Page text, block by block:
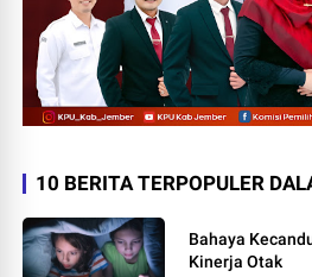
10 BERITA TERPOPULER
Bahaya
Kinerja Otak